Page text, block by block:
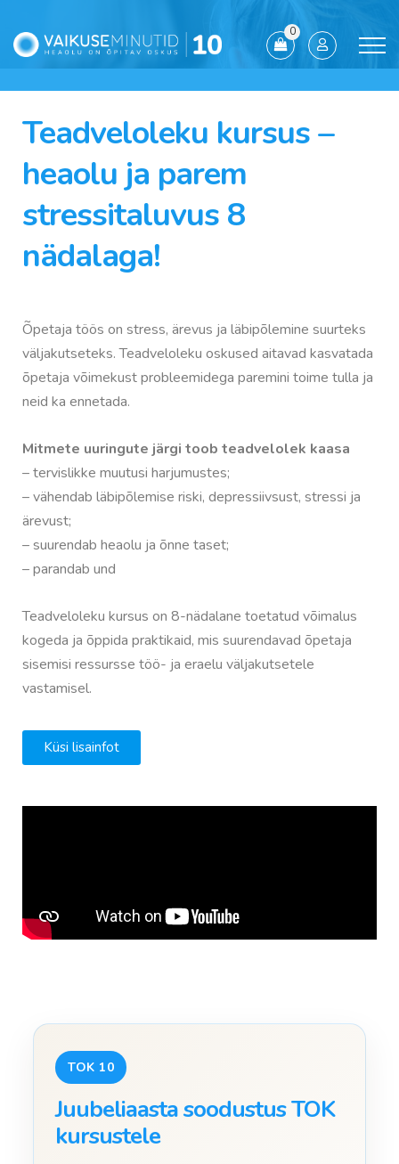
0
Teadveloleku kursus –
heaolu ja parem
stressitaluvus 8
nädalaga!
Õpetaja töös on stress, ärevus ja läbipõlemine suurteks
väljakutseteks. Teadveloleku oskused aitavad kasvatada
õpetaja võimekust probleemidega paremini toime tulla ja
neid ka ennetada.
Mitmete uuringute järgi toob teadvelolek kaasa
– tervislikke muutusi harjumustes;
– vähendab läbipõlemise riski, depressiivsust, stressi ja
ärevust;
– suurendab heaolu ja õnne taset;
– parandab und
Teadveloleku kursus on 8-nädalane toetatud võimalus
kogeda ja õppida praktikaid, mis suurendavad õpetaja
sisemisi ressursse töö- ja eraelu väljakutsetele
vastamisel.
Küsi lisainfot
TOK 10
Juubeliaasta soodustus TOK
kursustele